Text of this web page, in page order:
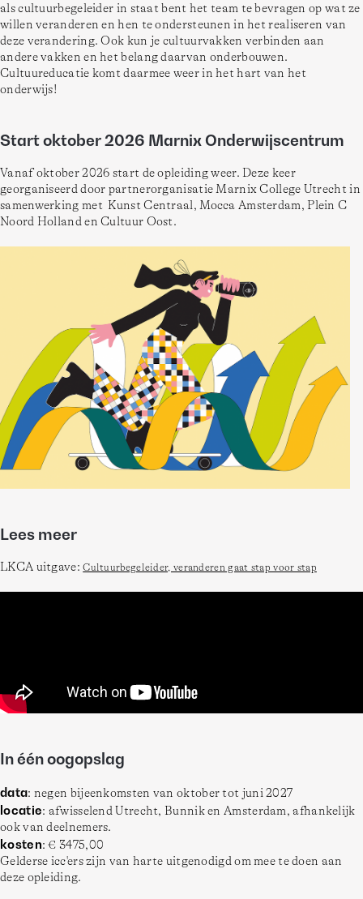
als cultuurbegeleider in staat bent het team te bevragen op wat ze
willen veranderen en hen te ondersteunen in het realiseren van
deze verandering. Ook kun je cultuurvakken verbinden aan
andere vakken en het belang daarvan onderbouwen.
Cultuureducatie komt daarmee weer in het hart van het
onderwijs!
Start oktober 2026 Marnix Onderwijscentrum
Vanaf oktober 2026 start de opleiding weer. Deze keer
georganiseerd door partnerorganisatie Marnix College Utrecht in
samenwerking met  Kunst Centraal, Mocca Amsterdam, Plein C
Noord Holland en Cultuur Oost.
Lees meer
LKCA uitgave: Cultuurbegeleider, veranderen gaat stap voor stap
In één oogopslag
data: negen bijeenkomsten van oktober tot juni 2027
locatie: afwisselend Utrecht, Bunnik en Amsterdam, afhankelijk
ook van deelnemers.
kosten: € 3475,00
Gelderse icc'ers zijn van harte uitgenodigd om mee te doen aan
deze opleiding.